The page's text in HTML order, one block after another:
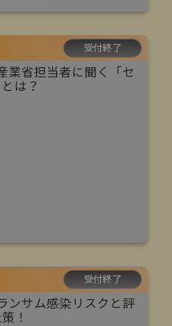
受付終了
業省担当者に聞く「セ
は？
受付終了
ンサム感染リスクと評
！